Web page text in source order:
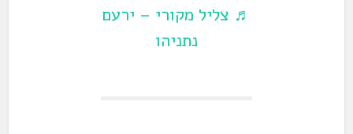
♬ צליל מקורי – ירעם
נתניהו